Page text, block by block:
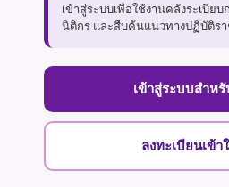
เข้าสู่ระบบเพื่อใช้งานคลังระเบีย
นิติกร และสืบค้นแนวทางปฏิบัติร
เข้าสู่ระบบสำห
ลงทะเบียนเข้า